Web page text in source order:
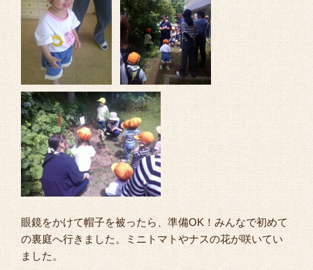
眼鏡をかけて帽子を被ったら、準備OK！みんなで初めて
の裏庭へ行きました。ミニトマトやナスの花が咲いてい
ました。